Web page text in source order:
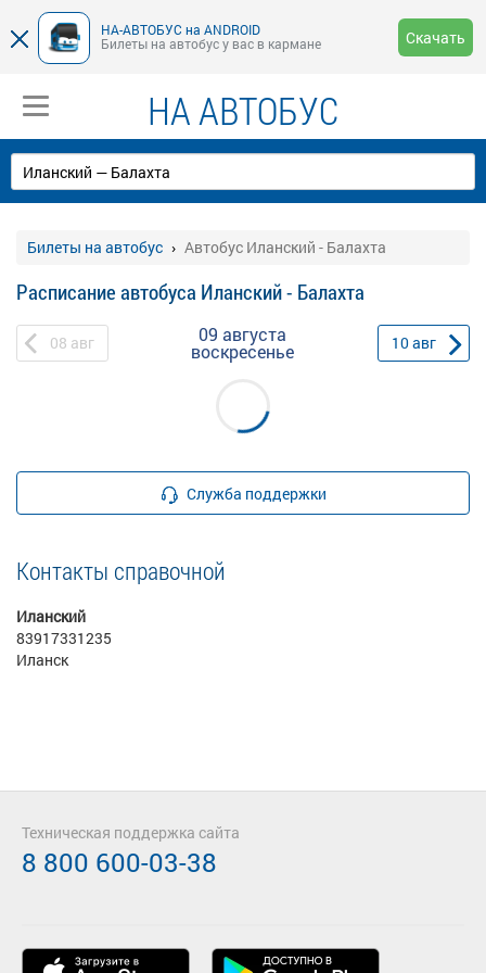
НА-АВТОБУС на ANDROID
Билеты на автобус у вас в кармане
Скачать
НА АВТОБУС
Билеты на автобус Автобус Иланский - Балахта
Расписание автобуса Иланский - Балахта
08 авг 09 августа
воскресенье 10авг
Служба поддержки
Контакты справочной
Иланский
83917331235
Иланск
Техническая поддержка сайта
8 800 600-03-38